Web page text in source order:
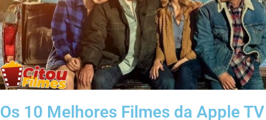
Os 10 Melhores Filmes da Apple TV